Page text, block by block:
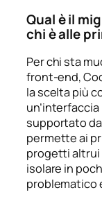
Qual è il
chi è alle
Per chi sta
front-end,
la scelta più
supportato da
permette ai
progetti altrui
isolare in
problematico